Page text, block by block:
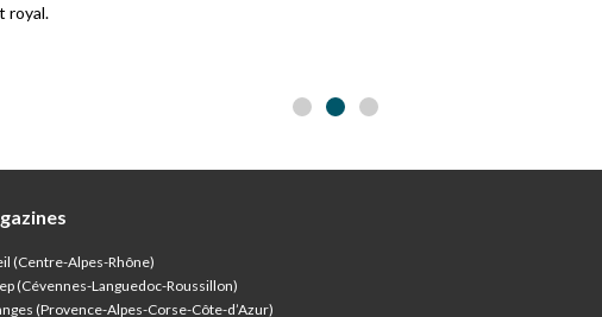
royal.
(Centre-Alpes-Rhône)
(Cévennes-Languedoc-Roussillon)
(Provence-Alpes-Corse-Côte-d’Azur)